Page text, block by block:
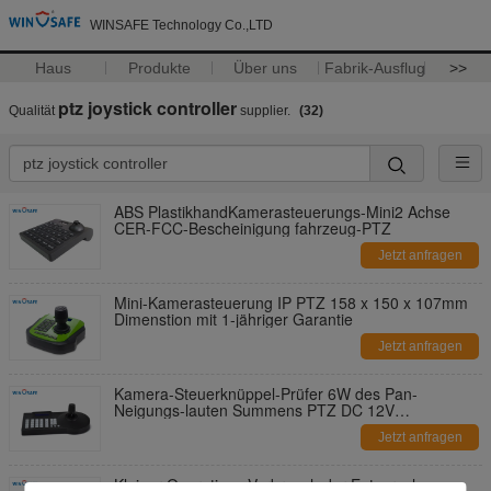
WINSAFE Technology Co.,LTD
Haus Produkte Über uns Fabrik-Ausflug >>
Qualität ptz joystick controller supplier. (32)
ABS PlastikhandKamerasteuerungs-Mini2 Achse
CER-FCC-Bescheinigung fahrzeug-PTZ
Jetzt anfragen
Mini-Kamerasteuerung IP PTZ 158 x 150 x 107mm
Dimenstion mit 1-jähriger Garantie
Jetzt anfragen
Kamera-Steuerknüppel-Prüfer 6W des Pan-
Neigungs-lauten Summens PTZ DC 12V
Jetzt anfragen
Kleiner Operations-Verbrauch der Entsprechung